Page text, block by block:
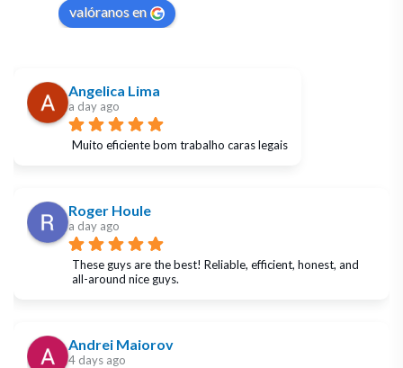
valóranos en
Angelica Lima
a day ago
Muito eficiente bom trabalho caras legais
Roger Houle
a day ago
These guys are the best! Reliable, efficient, honest, and
all-around nice guys.
Andrei Maiorov
4 days ago